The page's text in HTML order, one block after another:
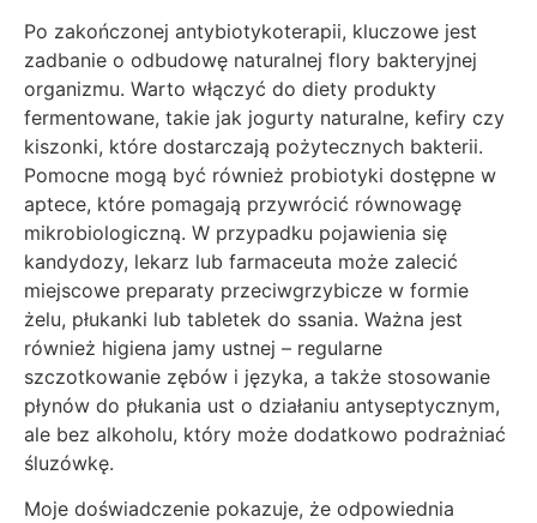
Po zakończonej antybiotykoterapii, kluczowe jest
zadbanie o odbudowę naturalnej flory bakteryjnej
organizmu. Warto włączyć do diety produkty
fermentowane, takie jak jogurty naturalne, kefiry czy
kiszonki, które dostarczają pożytecznych bakterii.
Pomocne mogą być również probiotyki dostępne w
aptece, które pomagają przywrócić równowagę
mikrobiologiczną. W przypadku pojawienia się
kandydozy, lekarz lub farmaceuta może zalecić
miejscowe preparaty przeciwgrzybicze w formie
żelu, płukanki lub tabletek do ssania. Ważna jest
również higiena jamy ustnej – regularne
szczotkowanie zębów i języka, a także stosowanie
płynów do płukania ust o działaniu antyseptycznym,
ale bez alkoholu, który może dodatkowo podrażniać
śluzówkę.
Moje doświadczenie pokazuje, że odpowiednia